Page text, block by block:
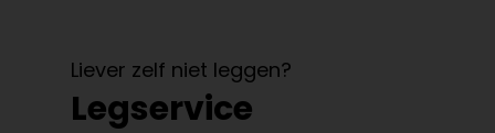
Liever zelf niet leggen?
Legservice